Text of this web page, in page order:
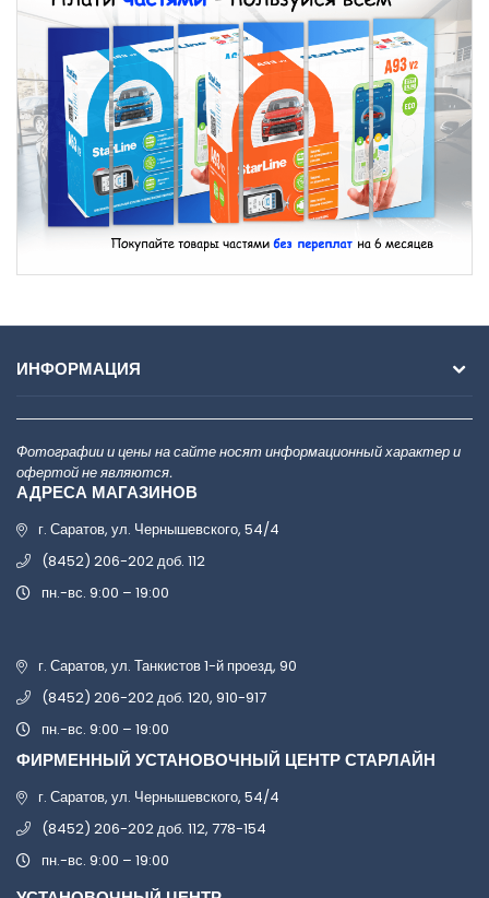
ИНФОРМАЦИЯ
Фотографии и цены на сайте носят информационный характер и
офертой не являются.
АДРЕСА МАГАЗИНОВ
г. Саратов, ул. Чернышевского, 54/4
(8452) 206-202 доб. 112
пн.-вс. 9:00 – 19:00
г. Саратов, ул. Танкистов 1-й проезд, 90
(8452) 206-202 доб. 120, 910-917
пн.-вс. 9:00 – 19:00
ФИРМЕННЫЙ УСТАНОВОЧНЫЙ ЦЕНТР СТАРЛАЙН
г. Саратов, ул. Чернышевского, 54/4
(8452) 206-202 доб. 112, 778-154
пн.-вс. 9:00 – 19:00